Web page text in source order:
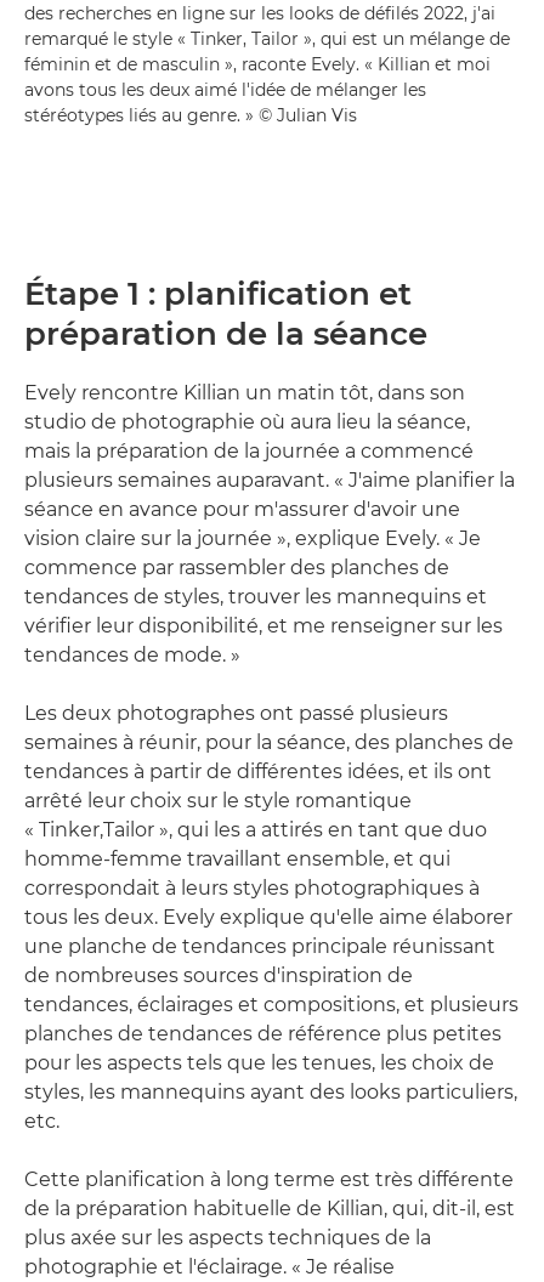
des recherches en ligne sur les looks de défilés 2022, j'ai
remarqué le style « Tinker, Tailor », qui est un mélange de
féminin et de masculin », raconte Evely. « Killian et moi
avons tous les deux aimé l'idée de mélanger les
stéréotypes liés au genre. » © Julian Vis
Étape 1 : planification et
préparation de la séance
Evely rencontre Killian un matin tôt, dans son
studio de photographie où aura lieu la séance,
mais la préparation de la journée a commencé
plusieurs semaines auparavant. « J'aime planifier la
séance en avance pour m'assurer d'avoir une
vision claire sur la journée », explique Evely. « Je
commence par rassembler des planches de
tendances de styles, trouver les mannequins et
vérifier leur disponibilité, et me renseigner sur les
tendances de mode. »
Les deux photographes ont passé plusieurs
semaines à réunir, pour la séance, des planches de
tendances à partir de différentes idées, et ils ont
arrêté leur choix sur le style romantique
« Tinker,Tailor », qui les a attirés en tant que duo
homme-femme travaillant ensemble, et qui
correspondait à leurs styles photographiques à
tous les deux. Evely explique qu'elle aime élaborer
une planche de tendances principale réunissant
de nombreuses sources d'inspiration de
tendances, éclairages et compositions, et plusieurs
planches de tendances de référence plus petites
pour les aspects tels que les tenues, les choix de
styles, les mannequins ayant des looks particuliers,
etc.
Cette planification à long terme est très différente
de la préparation habituelle de Killian, qui, dit-il, est
plus axée sur les aspects techniques de la
photographie et l'éclairage. « Je réalise